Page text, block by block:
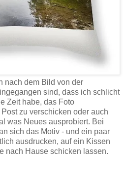
nach dem Bild von der
sind, dass ich schlicht
Zeit habe, das Foto
zu verschicken oder auch
was Neues ausprobiert. Bei
sich das Motiv - und ein paar
ausdrucken, auf ein Kissen
nach Hause schicken lassen.